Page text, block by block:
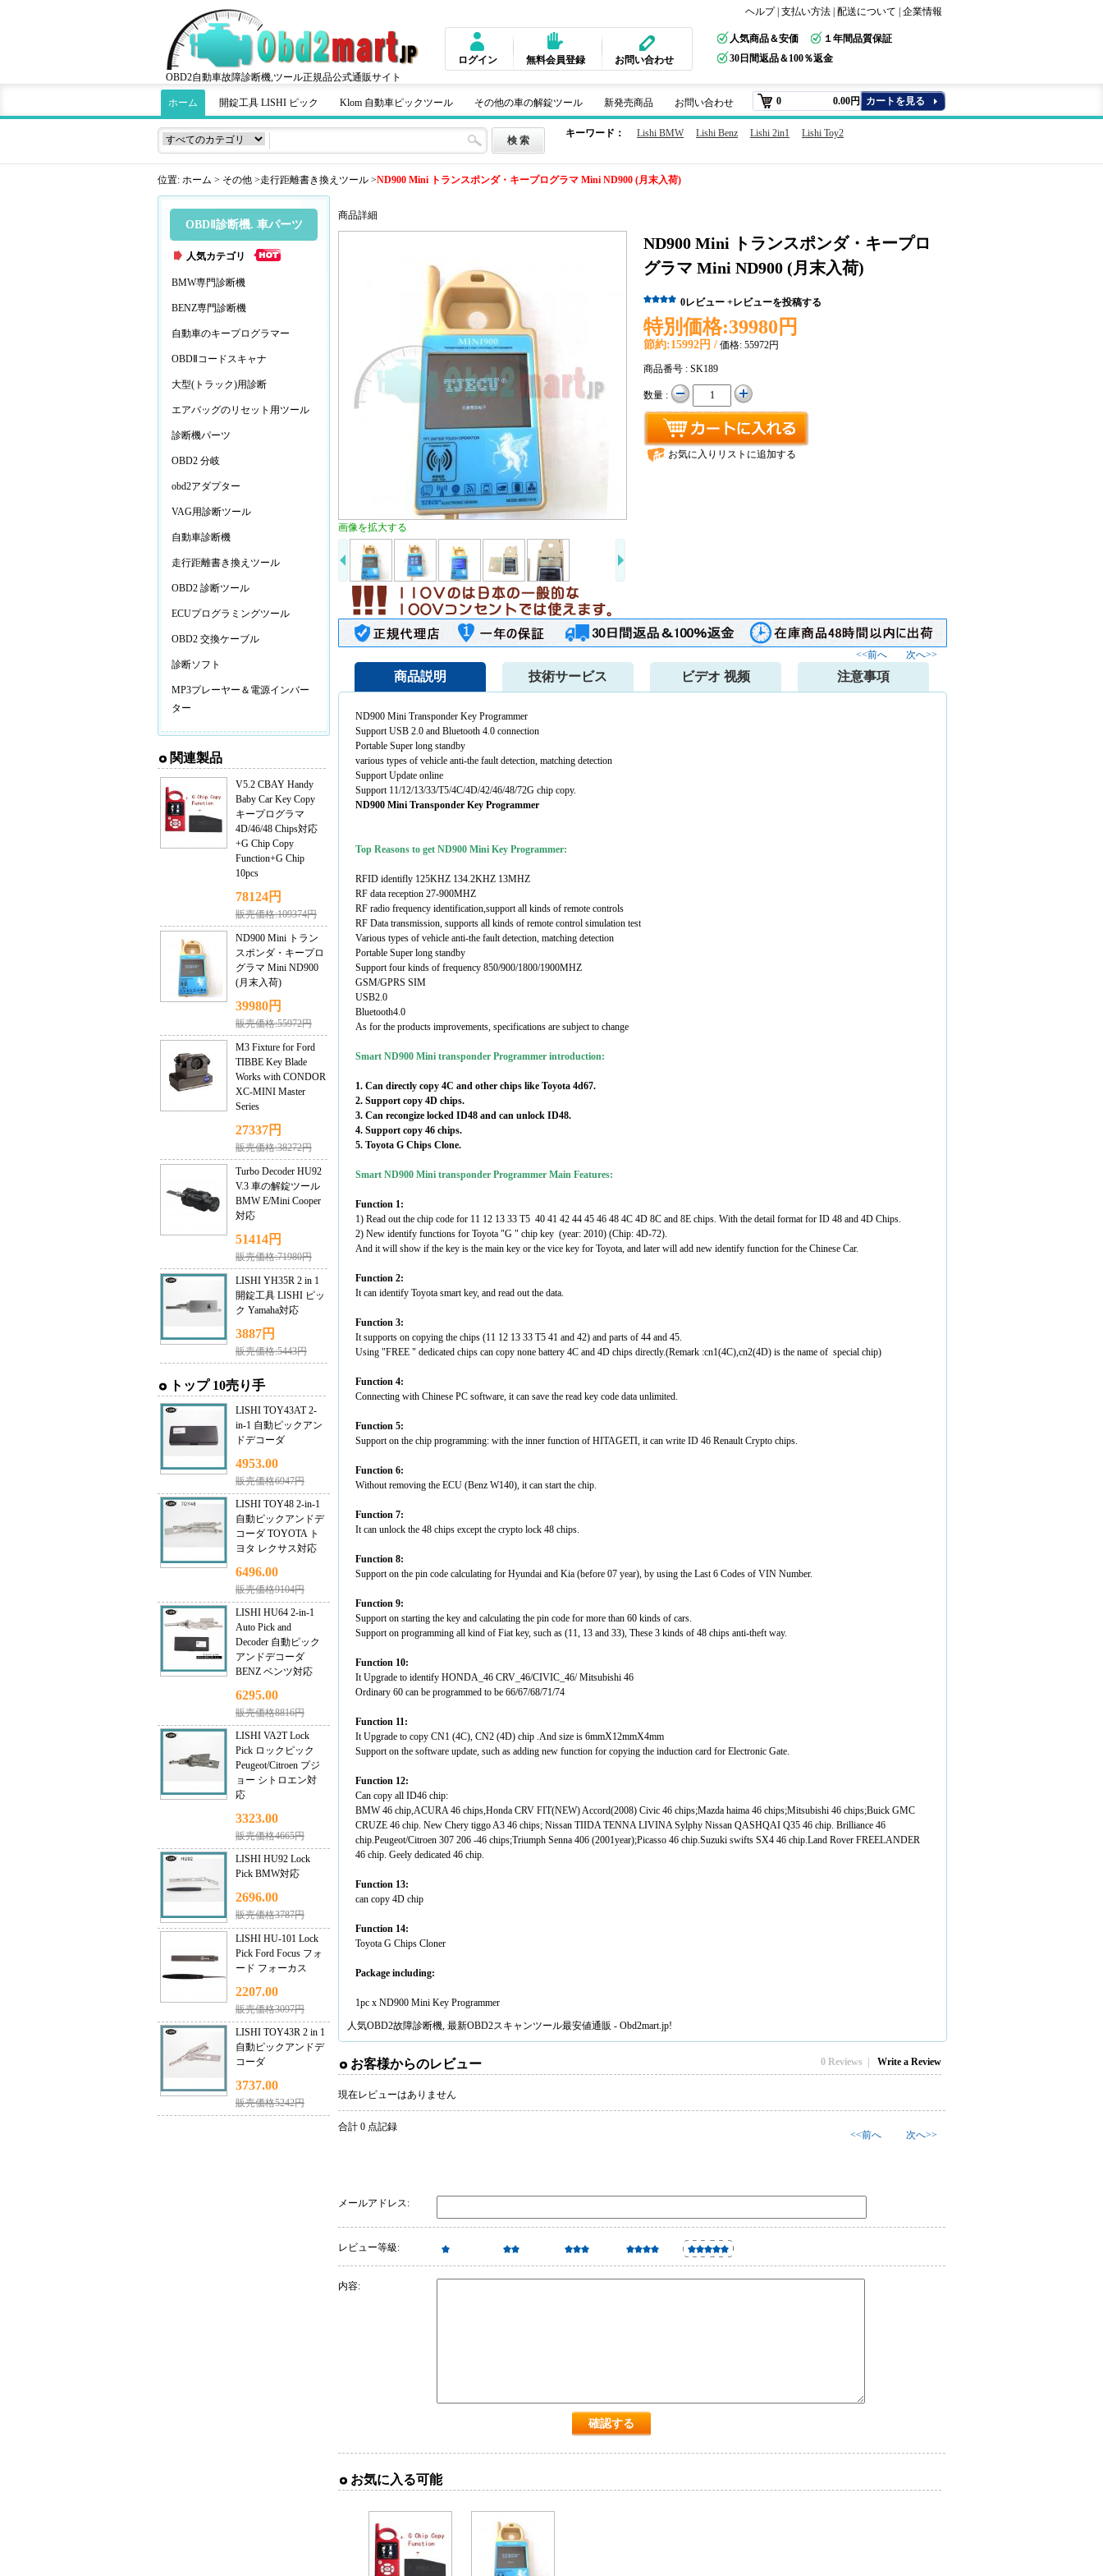
OBD2自動車故障診断機,ツール正規品公式通販サイト
ヘルプ 支払い方法 配送について 企業情報
ログイン 無料会員登録 お問い合わせ
人気商品＆安価
１年間品質保証
30日間返品＆100％返金
ホーム 開錠工具 LISHI ピック Klom 自動車ピックツール その他の車の解錠ツール 新発売商品 お問い合わせ 0 0.00円 カートを見る
キーワード： Lishi BMW Lishi Benz Lishi 2in1 Lishi Toy2
位置: ホーム > その他 >走行距離書き換えツール >ND900 Mini トランスポンダ・キープログラマ Mini ND900 (月末入荷)
OBDⅡ診断機. 車パーツ
人気カテゴリ
BMW専門診断機
BENZ専門診断機
自動車のキープログラマー
OBDⅡコードスキャナ
大型(トラック)用診断
エアバッグのリセット用ツール
診断機パーツ
OBD2 分岐
obd2アダプター
VAG用診断ツール
自動車診断機
走行距離書き換えツール
OBD2 診断ツール
ECUプログラミングツール
OBD2 交換ケーブル
診断ソフト
MP3プレーヤー＆電源インバー
ター
関連製品
V5.2 CBAY Handy
Baby Car Key Copy
キープログラマ
4D/46/48 Chips対応
+G Chip Copy
Function+G Chip
10pcs
78124円
販売価格:109374円
ND900 Mini トラン
スポンダ・キープロ
グラマ Mini ND900
(月末入荷)
39980円
販売価格:55972円
M3 Fixture for Ford
TIBBE Key Blade
Works with CONDOR
XC-MINI Master
Series
27337円
販売価格:38272円
Turbo Decoder HU92
V.3 車の解錠ツール
BMW E/Mini Cooper
対応
51414円
販売価格:71980円
LISHI YH35R 2 in 1
開錠工具 LISHI ピッ
ク Yamaha対応
3887円
販売価格:5443円
トップ 10売り手
LISHI TOY43AT 2-
in-1 自動ピックアン
ドデコーダ
4953.00
販売価格6947円
LISHI TOY48 2-in-1
自動ピックアンドデ
コーダ TOYOTA ト
ヨタ レクサス対応
6496.00
販売価格9104円
LISHI HU64 2-in-1
Auto Pick and
Decoder 自動ピック
アンドデコーダ
BENZ ベンツ対応
6295.00
販売価格8816円
LISHI VA2T Lock
Pick ロックピック
Peugeot/Citroen プジ
ョー シトロエン対
応
3323.00
販売価格4665円
LISHI HU92 Lock
Pick BMW対応
2696.00
販売価格3787円
LISHI HU-101 Lock
Pick Ford Focus フォ
ード フォーカス
2207.00
販売価格3097円
LISHI TOY43R 2 in 1
自動ピックアンドデ
コーダ
3737.00
販売価格5242円
商品詳細
画像を拡大する
ND900 Mini トランスポンダ・キープロ
グラマ Mini ND900 (月末入荷)
0レビュー +レビューを投稿する
特別価格:39980円
節約:15992円 / 価格: 55972円
商品番号 : SK189
数量 :
お気に入りリストに追加する
<<前へ 次へ>>
商品説明
ND900 Mini Transponder Key Programmer
Support USB 2.0 and Bluetooth 4.0 connection
Portable Super long standby
various types of vehicle anti-the fault detection, matching detection
Support Update online
Support 11/12/13/33/T5/4C/4D/42/46/48/72G chip copy.
ND900 Mini Transponder Key Programmer
Top Reasons to get ND900 Mini Key Programmer:
RFID identifly 125KHZ 134.2KHZ 13MHZ
RF data reception 27-900MHZ
RF radio frequency identification,support all kinds of remote controls
RF Data transmission, supports all kinds of remote control simulation test
Various types of vehicle anti-the fault detection, matching detection
Portable Super long standby
Support four kinds of frequency 850/900/1800/1900MHZ
GSM/GPRS SIM
USB2.0
Bluetooth4.0
As for the products improvements, specifications are subject to change
Smart ND900 Mini transponder Programmer introduction:
1. Can directly copy 4C and other chips like Toyota 4d67.
2. Support copy 4D chips.
3. Can recongize locked ID48 and can unlock ID48.
4. Support copy 46 chips.
5. Toyota G Chips Clone.
Smart ND900 Mini transponder Programmer Main Features:
Function 1:
1) Read out the chip code for 11 12 13 33 T5 40 41 42 44 45 46 48 4C 4D 8C and 8E chips. With the detail format for ID 48 and 4D Chips.
2) New identify functions for Toyota "G " chip key (year: 2010) (Chip: 4D-72).
And it will show if the key is the main key or the vice key for Toyota, and later will add new identify function for the Chinese Car.
Function 2:
It can identify Toyota smart key, and read out the data.
Function 3:
It supports on copying the chips (11 12 13 33 T5 41 and 42) and parts of 44 and 45.
Using "FREE " dedicated chips can copy none battery 4C and 4D chips directly.(Remark :cn1(4C),cn2(4D) is the name of special chip)
Function 4:
Connecting with Chinese PC software, it can save the read key code data unlimited.
Function 5:
Support on the chip programming: with the inner function of HITAGETI, it can write ID 46 Renault Crypto chips.
Function 6:
Without removing the ECU (Benz W140), it can start the chip.
Function 7:
It can unlock the 48 chips except the crypto lock 48 chips.
Function 8:
Support on the pin code calculating for Hyundai and Kia (before 07 year), by using the Last 6 Codes of VIN Number.
Function 9:
Support on starting the key and calculating the pin code for more than 60 kinds of cars.
Support on programming all kind of Fiat key, such as (11, 13 and 33), These 3 kinds of 48 chips anti-theft way.
Function 10:
It Upgrade to identify HONDA_46 CRV_46/CIVIC_46/ Mitsubishi 46
Ordinary 60 can be programmed to be 66/67/68/71/74
Function 11:
It Upgrade to copy CN1 (4C), CN2 (4D) chip .And size is 6mmX12mmX4mm
Support on the software update, such as adding new function for copying the induction card for Electronic Gate.
Function 12:
Can copy all ID46 chip:
BMW 46 chip,ACURA 46 chips,Honda CRV FIT(NEW) Accord(2008) Civic 46 chips;Mazda haima 46 chips;Mitsubishi 46 chips;Buick GMC
CRUZE 46 chip. New Chery tiggo A3 46 chips; Nissan TIIDA TENNA LIVINA Sylphy Nissan QASHQAI Q35 46 chip. Brilliance 46
chip.Peugeot/Citroen 307 206 -46 chips;Triumph Senna 406 (2001year);Picasso 46 chip.Suzuki swifts SX4 46 chip.Land Rover FREELANDER
46 chip. Geely dedicated 46 chip.
Function 13:
can copy 4D chip
Function 14:
Toyota G Chips Cloner
Package including:
1pc x ND900 Mini Key Programmer
人気OBD2故障診断機, 最新OBD2スキャンツール最安値通販 - Obd2mart.jp!
技術サービス ビデオ 视频 注意事項
お客様からのレビュー 0 Reviews | Write a Review
現在レビューはありません
合計 0 点記録
<<前へ 次へ>>
メールアドレス:
レビュー等級:
内容:
お気に入る可能